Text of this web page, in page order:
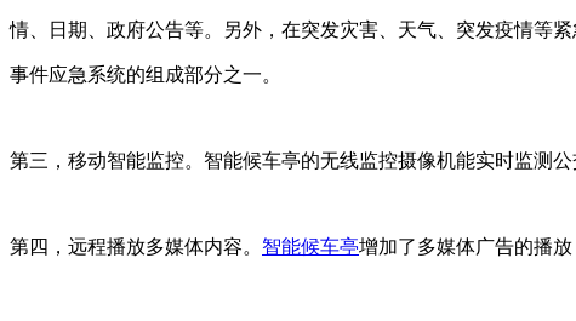
情、日期、政府公告等。另外，在突发灾害、天气、突发疫情等
事件应急系统的组成部分之一。
第三，移动智能监控。智能候车亭的无线监控摄像机能实时监测
第四，远程播放多媒体内容。 智能候车亭增加了多媒体广告的播